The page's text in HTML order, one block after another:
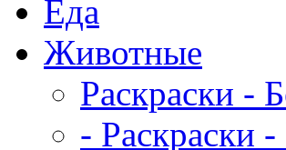
Еда
Животныe
Раскраски -
- Раскраски